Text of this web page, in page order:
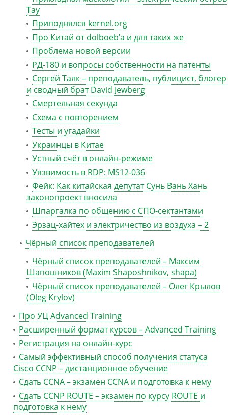
Тау
Приподнялся kernel.org
Про Китай от dolboeb’а и для таких же
Проблема новой версии
РД-180 и вопросы собственности на патенты
Сергей Талк – преподаватель, публицист, блогер
и сводный брат David Jewberg
Смертельная секунда
Схема с повторением
Тесты и угадайки
Украинцы в Китае
Устный счёт в онлайн-режиме
Уязвимость в RDP: MS12-036
Фейк: Как китайская депутат Сунь Вань Хань
законопроект вносила
Шпаргалка по общению с СПО-сектантами
Эрзац-хайтех и электричество из воздуха – 2
Чёрный список преподавателей
Чёрный список преподавателей – Максим
Шапошников (Maxim Shaposhnikov, shapa)
Чёрный список преподавателей – Олег Крылов
(Oleg Krylov)
Про УЦ Advanced Training
Расширенный формат курсов – Advanced Training
Регистрация на онлайн-курс
Самый эффективный способ получения статуса
Cisco CCNP – дистанционное обучение
Сдать CCNA – экзамен CCNA и подготовка к нему
Сдать CCNP ROUTE – экзамен по курсу ROUTE и
подготовка к нему